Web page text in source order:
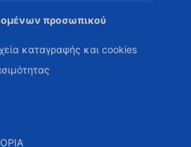
προσωπικού
καταγραφής και cookies